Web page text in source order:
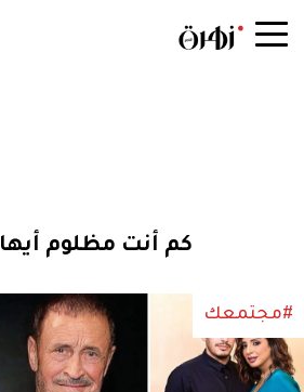
كم أنت مظلوم أيها
#مجتمعك